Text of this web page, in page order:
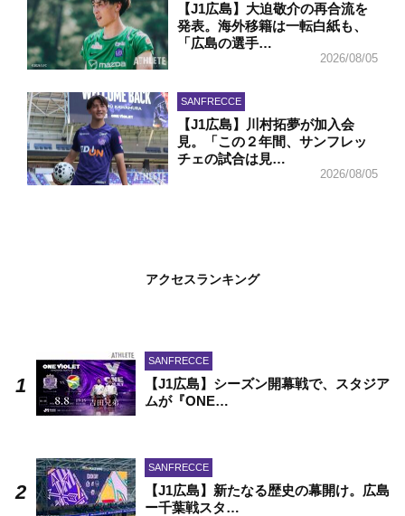
【J1広島】大迫敬介の再合流を
発表。海外移籍は一転白紙も、
「広島の選手…
2026/08/05
SANFRECCE
【J1広島】川村拓夢が加入会
見。「この２年間、サンフレッ
チェの試合は見…
2026/08/05
アクセスランキング
SANFRECCE
【J1広島】シーズン開幕戦で、スタジア
ムが『ONE…
SANFRECCE
【J1広島】新たなる歴史の幕開け。広島
ー千葉戦スタ…